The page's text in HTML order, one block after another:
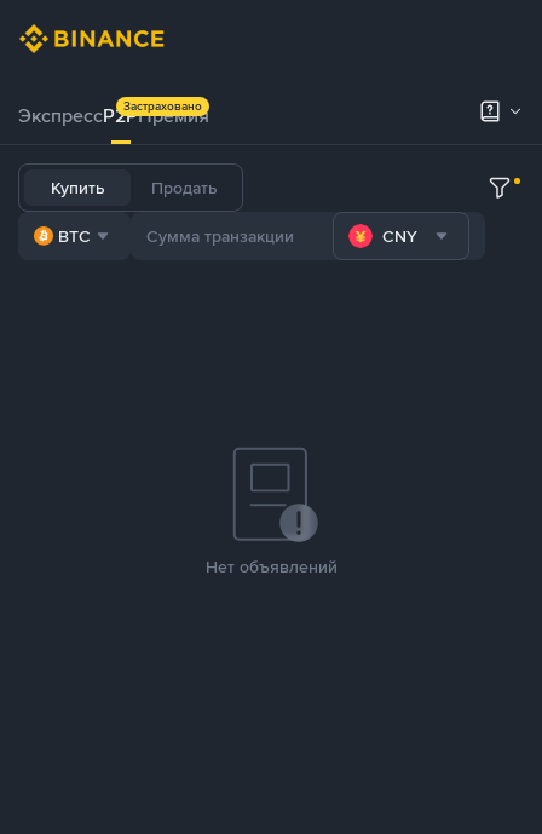
ЭкспрессP2PПремия
Застраховано
Купить Продать
BTC CNY
Нет объявлений